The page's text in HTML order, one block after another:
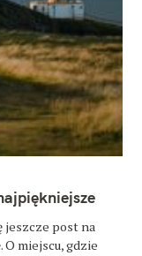
jeszcze post na
O miejscu, gdzie